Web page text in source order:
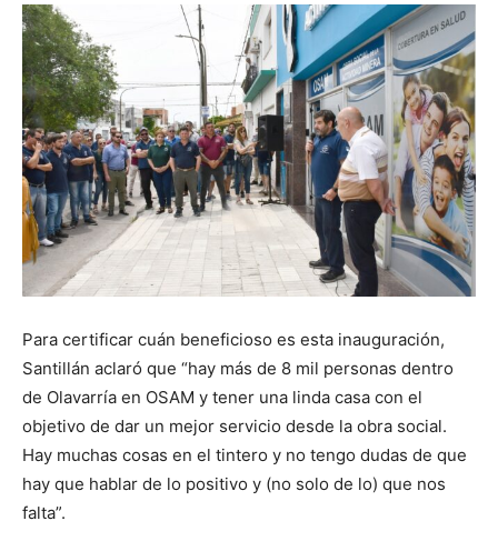
Para certificar cuán beneficioso es esta inauguración,
Santillán aclaró que “hay más de 8 mil personas dentro
de Olavarría en OSAM y tener una linda casa con el
objetivo de dar un mejor servicio desde la obra social.
Hay muchas cosas en el tintero y no tengo dudas de que
hay que hablar de lo positivo y (no solo de lo) que nos
falta”.